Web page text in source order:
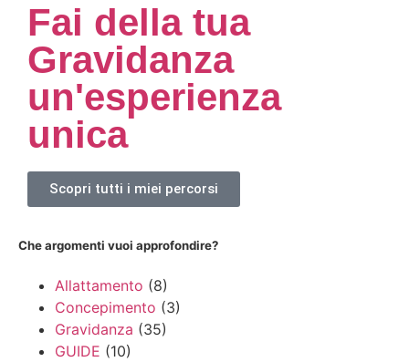
Fai della tua
Gravidanza
un'esperienza
unica
Scopri tutti i miei percorsi
Che argomenti vuoi approfondire?
Allattamento (8)
Concepimento (3)
Gravidanza (35)
GUIDE (10)